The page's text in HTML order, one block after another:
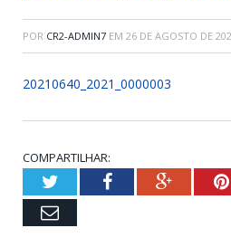
POR CR2-ADMIN7 EM 26 DE AGOSTO DE
20210640_2021_0000003
COMPARTILHAR:
TwitterFacebookGoogle+
Email